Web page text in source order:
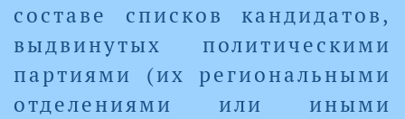
составе списков кандидатов,
выдвинутых политическими
партиями (их региональными
отделениями или иными